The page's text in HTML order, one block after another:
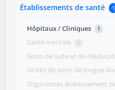
Établissements de santé 1
Hôpitaux / Cliniques 1
Santé mentale 0
Soins de suite et de
Unités de soins de longue
Organismes établissement